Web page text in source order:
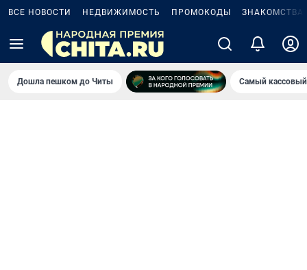
ВСЕ НОВОСТИ НЕДВИЖИМОСТЬ ПРОМОКОДЫ ЗНАКОМСТВА
Дошла пешком до Читы Самый